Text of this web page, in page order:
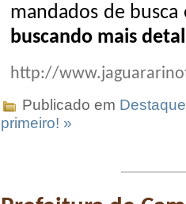
mandados de
buscando mais
http://
Publicado em
primeiro! »